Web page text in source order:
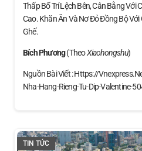
Thấp Bố Trí Lệch Bên, Cân Bằng Với
Cao. Khăn Ăn Và Nơ Đỏ Đồng Bộ Với
Ghế.
Bích Phương(theoXiaohongshu)
Nguồn Bài Viết : Https://
Nha-Hang-Rieng-Tu-Dip-Valentine-
TIN TỨC